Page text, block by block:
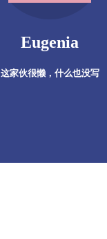
Eugenia
这家伙很懒，什么也没写